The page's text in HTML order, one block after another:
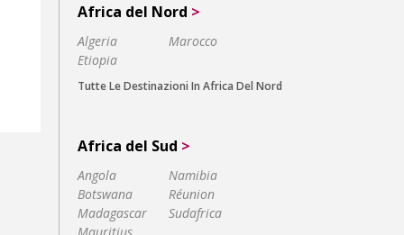
Africa del Nord >
Algeria
Etiopia
Marocco
Tutte Le Destinazioni In Africa Del Nord
Africa del Sud >
Angola
Botswana
Madagascar
Namibia
Réunion
Sudafrica